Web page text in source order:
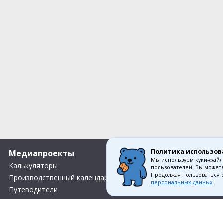
Медиапроекты
Калькуляторы
Производственный календарь
Путеводители
О компании
Вакансии
Контакты
О нас
Политика
Мы используем куки-
пользователей. Вы
Продолжая
персональных данных